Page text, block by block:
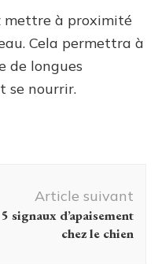
mettre à proximité
Cela permettra à
de longues
se nourrir.
Article suivant
5 signaux d’apaisement
chez le chien